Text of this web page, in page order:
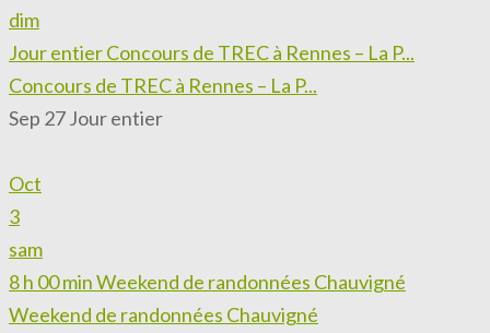
dim
Jour entierConcours de TREC à Rennes – La P...
Concours de TREC à Rennes – La P...
Sep 27Jour entier
Oct
3
sam
8 h 00 minWeekend de randonnées Chauvigné
Weekend de randonnées Chauvigné